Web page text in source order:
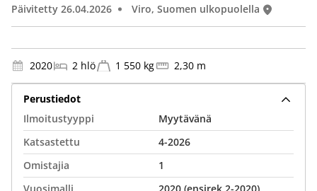
Päivitetty 26.04.2026
Viro, Suomen ulkopuolella
2020 2 hlö 1 550 kg 2,30 m
Perustiedot
Ilmoitustyyppi
Myytävänä
Katsastettu
4-2026
Omistajia
1